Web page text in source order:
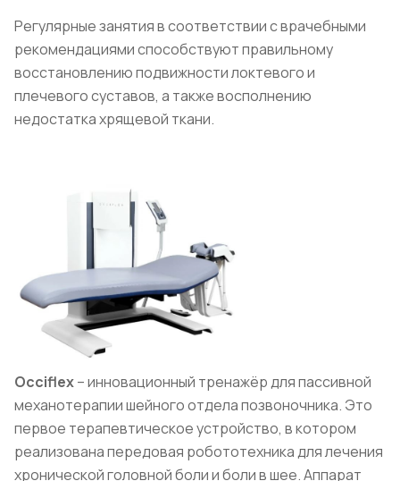
Регулярные занятия в соответствии с врачебными
рекомендациями способствуют правильному
восстановлению подвижности локтевого и
плечевого суставов, а также восполнению
недостатка хрящевой ткани.
Occiflex– инновационный тренажёр для пассивной
механотерапии шейного отдела позвоночника. Это
первое терапевтическое устройство, в котором
реализована передовая робототехника для лечения
хронической головной боли и боли в шее. Аппарат